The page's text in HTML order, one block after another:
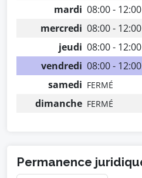
mardi 08:00 -
mercredi 08:00 -
jeudi 08:00 -
vendredi 08:00 -
samedi FERMÉ
dimanche FERMÉ
Permanence